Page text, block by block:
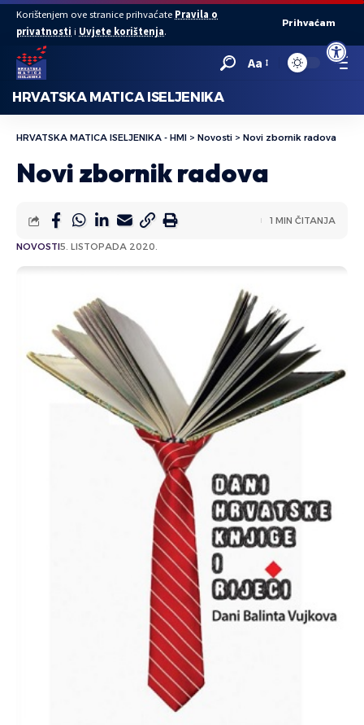
Open
Korištenjem ove stranice prihvaćate Pravila o
privatnosti i Uvjete korištenja.
Prihvaćam
Aa
HRVATSKA MATICA ISELJENIKA
HRVATSKA MATICA ISELJENIKA - HMI > Novosti > Novi zbornik radova
Novi zbornik radova
NOVOSTI5. LISTOPADA 2020.
1 MIN ČITANJA